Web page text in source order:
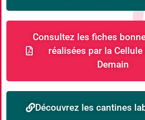
Consultez les fiches
réalisées par la
Demain
Découvrez les cantines